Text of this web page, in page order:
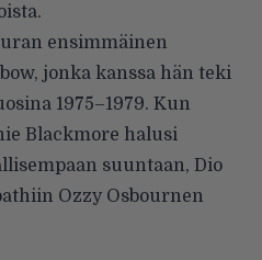
ensimmäinen
, jonka kanssa hän teki
1975–1979. Kun
Blackmore halusi
suuntaan, Dio
Ozzy Osbournen